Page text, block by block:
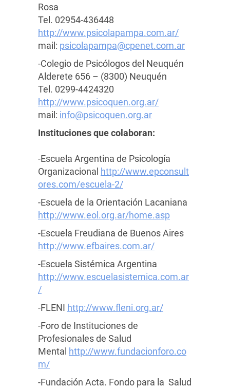
Rosa
Tel. 02954-436448
http://www.psicolapampa.com.ar/
mail: psicolapampa@cpenet.com.ar
-Colegio de Psicólogos del Neuquén
Alderete 656 – (8300) Neuquén
Tel. 0299-4424320
http://www.psicoquen.org.ar/
mail: info@psicoquen.org.ar
Instituciones que colaboran:
-Escuela Argentina de Psicología
Organizacional http://www.epconsult
ores.com/escuela-2/
-Escuela de la Orientación Lacaniana
http://www.eol.org.ar/home.asp
-Escuela Freudiana de Buenos Aires
http://www.efbaires.com.ar/
-Escuela Sistémica Argentina
http://www.escuelasistemica.com.ar
/
-FLENI http://www.fleni.org.ar/
-Foro de Instituciones de
Profesionales de Salud
Mental http://www.fundacionforo.co
m/
-Fundación Acta. Fondo para la Salud